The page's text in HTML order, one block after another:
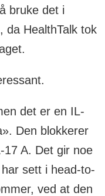
bruke det i
da HealthTalk tok
det er en IL-
Den blokkerer
17 A. Det gir noe
sett i head-to-
ved at den